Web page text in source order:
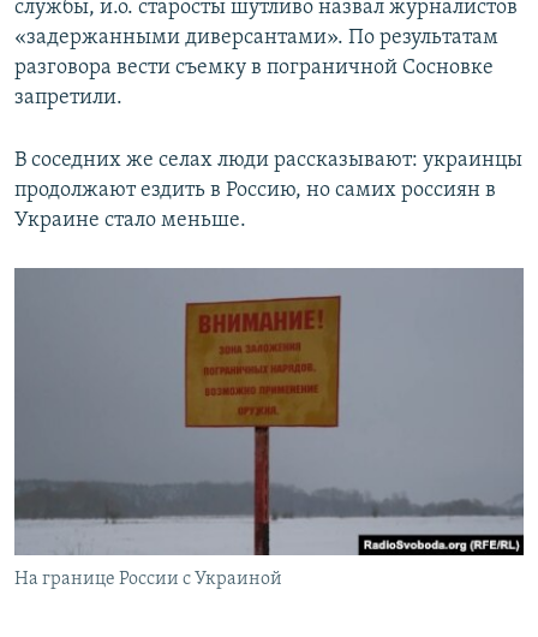
службы, и.о. старосты шутливо назвал журналистов
«задержанными диверсантами». По результатам
разговора вести съемку в пограничной Сосновке
запретили.
В соседних же селах люди рассказывают: украинцы
продолжают ездить в Россию, но самих россиян в
Украине стало меньше.
На границе России с Украиной